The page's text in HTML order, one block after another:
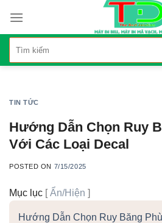
content
TIN TỨC
Hướng Dẫn Chọn Ruy
Với Các Loại Decal
POSTED ON 7/15/2025
Mục lục [Ẩn/Hiện ]
Hướng Dẫn Chọn Ruy Băng